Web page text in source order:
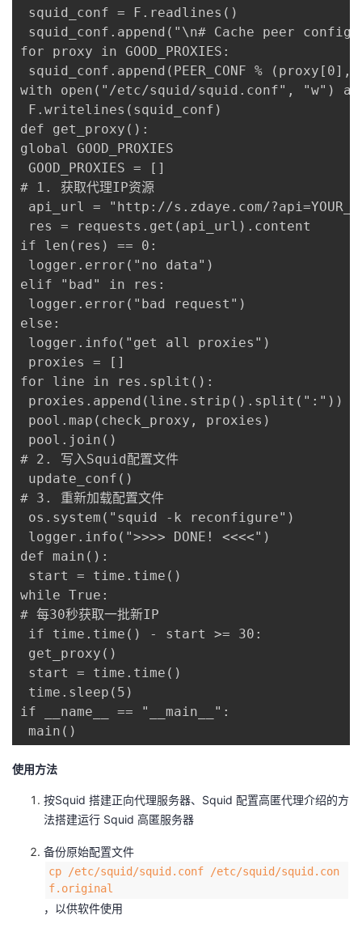
squid_conf = F.readlines()
squid_conf.append("\n# Cache peer
for proxy in GOOD_PROXIES:
squid_conf.append(PEER_CONF %
with open("/etc/squid/squid.conf", "w")
F.writelines(squid_conf)
def get_proxy():
global GOOD_PROXIES
GOOD_PROXIES = []
# 1. 获取代理IP资源
api_url = "http://s.zdaye.com/
res = requests.get(api_url).content
if len(res) == 0:
logger.error("no data")
elif "bad" in res:
logger.error("bad request")
else:
logger.info("get all proxies")
proxies = []
for line in res.split():
proxies.append(line.strip().split(":"))
pool.map(check_proxy, proxies)
pool.join()
# 2. 写入Squid配置文件
update_conf()
# 3. 重新加载配置文件
os.system("squid -k reconfigure")
logger.info(">>>> DONE! <<<<")
def main():
start = time.time()
while True:
# 每30秒获取一批新IP
if time.time() - start >= 30:
get_proxy()
start = time.time()
time.sleep(5)
if __name__ == "__main__":
main()
使用方法
按Squid 搭建正向代理服务器、Squid 配置高匿代理介绍的方
法搭建运行 Squid 高匿服务器
备份原始配置文件
cp /etc/squid/squid.conf /etc/squid/squid.con
f.original
，以供软件使用